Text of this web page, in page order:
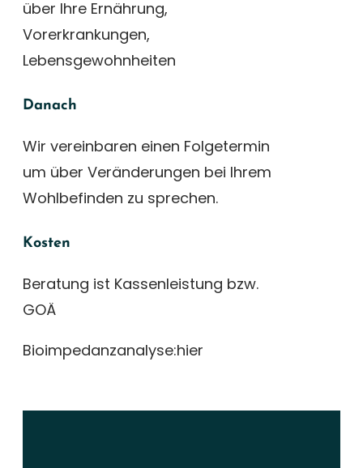
über Ihre Ernährung,
Vorerkrankungen,
Lebensgewohnheiten
Danach
Wir vereinbaren einen Folgetermin
um über Veränderungen bei Ihrem
Wohlbefinden zu sprechen.
Kosten
Beratung ist Kassenleistung bzw.
GOÄ
Bioimpedanzanalyse:hier